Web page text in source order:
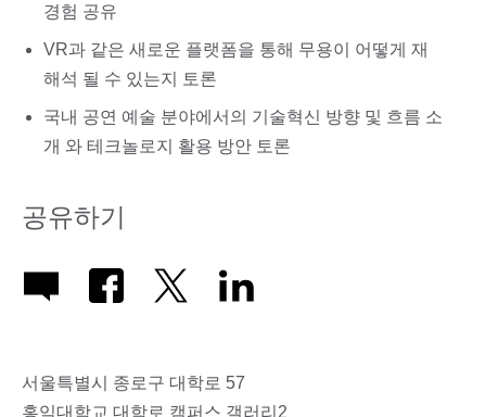
경험 공유
VR과 같은 새로운 플랫폼을 통해 무용이 어떻게 재
해석 될 수 있는지 토론
국내 공연 예술 분야에서의 기술혁신 방향 및 흐름 소
개 와 테크놀로지 활용 방안 토론
공유하기
서울특별시 종로구 대학로 57
홍익대학교 대학로 캠퍼스 갤러리2